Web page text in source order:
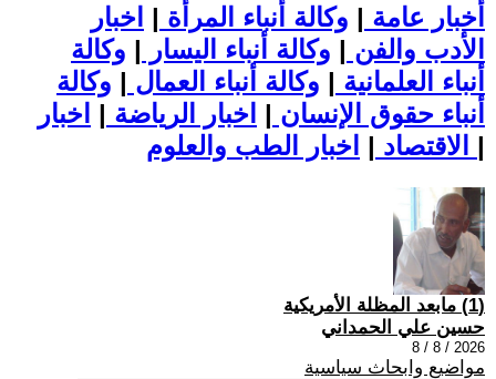
أخبار عامة | وكالة أنباء المرأة | اخبار
الأدب والفن | وكالة أنباء اليسار | وكالة
أنباء العلمانية | وكالة أنباء العمال | وكالة
أنباء حقوق الإنسان | اخبار الرياضة | اخبار
الاقتصاد | |
(1) مابعد المظلة الأمريكية
حسين علي الحمداني
2026 / 8 / 8
مواضيع وابحاث سياسية